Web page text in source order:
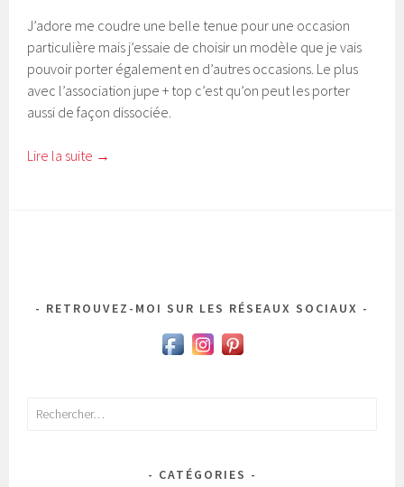
J’adore me coudre une belle tenue pour une occasion
particulière mais j’essaie de choisir un modèle que je vais
pouvoir porter également en d’autres occasions. Le plus
avec l’association jupe + top c’est qu’on peut les porter
aussi de façon dissociée.
Lire la suite →
RETROUVEZ-MOI SUR LES RÉSEAUX SOCIAUX
Rechercher :
CATÉGORIES